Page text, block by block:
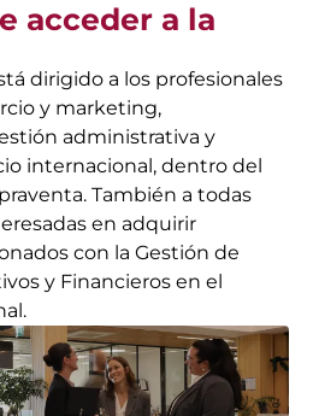
acceder a la
dirigido a los profesionales
y marketing,
administrativa y
internacional, dentro del
También a todas
en adquirir
con la Gestión de
y Financieros en el